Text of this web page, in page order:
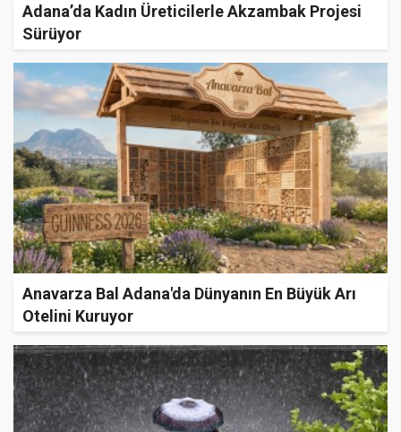
Adana’da Kadın Üreticilerle Akzambak Projesi
Sürüyor
Anavarza Bal Adana'da Dünyanın En Büyük Arı
Otelini Kuruyor